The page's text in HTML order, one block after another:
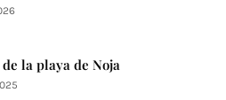
de la playa de Noja